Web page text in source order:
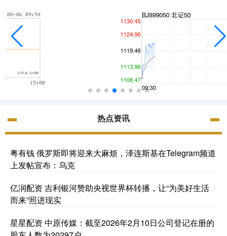
热点资讯
粤有钱 俄罗斯即将迎来大麻烦，泽连斯基在Telegram频道
上发帖宣布：乌克
亿润配资 吉利银河赞助央视世界杯转播，让“为美好生活
而来”照进现实
星星配资 中原传媒：截至2026年2月10日公司登记在册的